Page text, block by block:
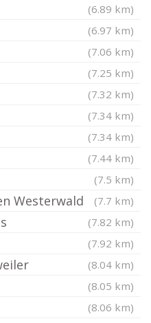
(6.89 km)
(6.97 km)
(7.06 km)
(7.25 km)
(7.32 km)
(7.34 km)
(7.34 km)
(7.44 km)
(7.5 km)
Westerwald (7.7 km)
(7.82 km)
(7.92 km)
(8.04 km)
(8.05 km)
(8.06 km)